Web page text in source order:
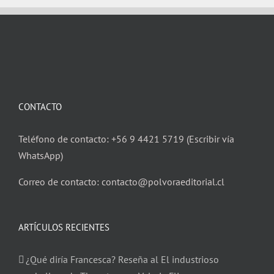
CONTACTO
Teléfono de contacto: +56 9 4421 5719 (Escribir vía
WhatsApp)
Correo de contacto: contacto@polvoraeditorial.cl
ARTÍCULOS RECIENTES
¿Qué diría Francesca? Reseña al El industrioso